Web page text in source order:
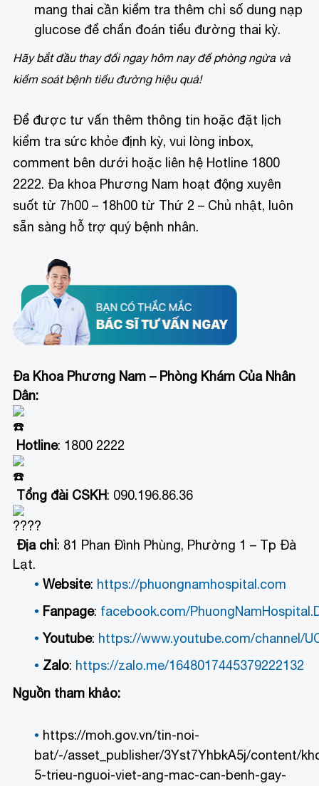
mang thai cần kiểm tra thêm chỉ số dung nạp
glucose để chẩn đoán tiểu đường thai kỳ.
Hãy bắt đầu thay đổi ngay hôm nay để phòng ngừa và
kiểm soát bệnh tiểu đường hiệu quả!
Để được tư vấn thêm thông tin hoặc đặt lịch
kiểm tra sức khỏe định kỳ, vui lòng inbox,
comment bên dưới hoặc liên hệ Hotline 1800
2222. Đa khoa Phương Nam hoạt động xuyên
suốt từ 7h00 – 18h00 từ Thứ 2 – Chủ nhật, luôn
sẵn sàng hỗ trợ quý bệnh nhân.
Đa Khoa Phương Nam – Phòng Khám Của Nhân
Dân:
Hotline: 1800 2222
Tổng đài CSKH: 090.196.86.36
Địa chỉ: 81 Phan Đình Phùng, Phường 1 – Tp Đà
Lạt.
Website: https://phuongnamhospital.com
Fanpage: facebook.com/
Youtube: https://www.youtube.com/channel/
Zalo: https://zalo.me/1648017445379222132
Nguồn tham khảo:
https://moh.gov.vn/tin-noi-
bat/-/asset_publisher/3Yst7YhbkA5j/content/
5-trieu-nguoi-viet-ang-mac-can-benh-gay-